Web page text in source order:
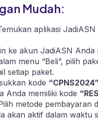
Mudah:
aplikasi JadiASN
ke akun JadiASN Anda
menu “Beli”, pilih
setiap paket.
kode “CPNS2024”
Anda memiliki kode
metode pembayaran
akan aktif dalam waktu